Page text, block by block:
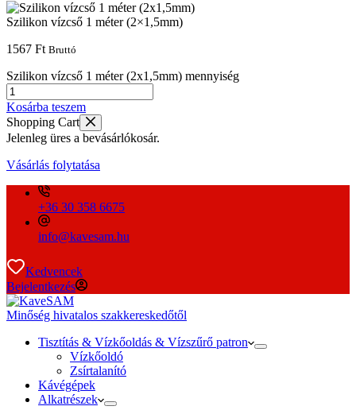
Szilikon vízcső 1 méter (2×1,5mm)
1567 Ft Bruttó
Szilikon vízcső 1 méter (2x1,5mm) mennyiség
Kosárba teszem
Shopping Cart
Jelenleg üres a bevásárlókosár.
Vásárlás folytatása
+36 30 358 6675
info@kavesam.hu
Kedvencek
Bejelentkezés
Minőség hivatalos szakkereskedőtől
Tisztítás & Vízkőoldás & Vízszűrő patron
Vízkőoldó
Zsírtalanító
Kávégépek
Alkatrészek